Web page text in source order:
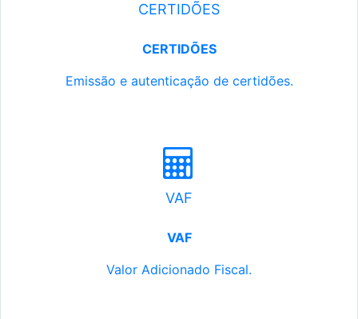
CERTIDÕES
CERTIDÕES
Emissão e autenticação de certidões.
VAF
VAF
Valor Adicionado Fiscal.